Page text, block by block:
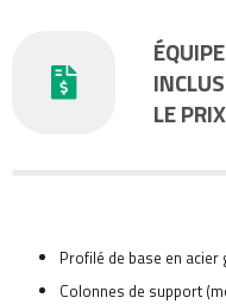
LE PRIX
Profilé de base en
Colonnes de support